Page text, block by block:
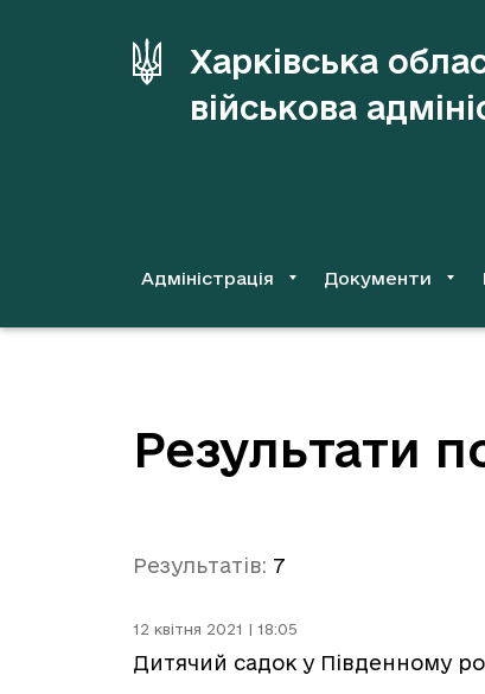
Харківська
військова
Адміністрація Документи
Результати
Результатів: 7
12 квітня 2021 | 18:05
Дитячий садок у Південному